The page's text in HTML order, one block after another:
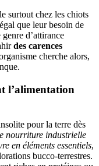
surtout chez les chiots
que leur besoin de
d’attirance
des carences
cherche alors,
l’alimentation
pour la terre dès
nourriture industrielle
en éléments essentiels,
bucco-terrestres.